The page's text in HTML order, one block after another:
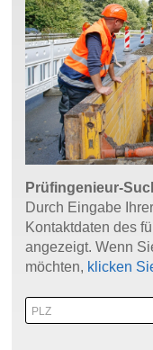
Prüfingenieur-
Durch Eingabe
Kontaktdaten des
angezeigt. Wenn
möchten, klicken